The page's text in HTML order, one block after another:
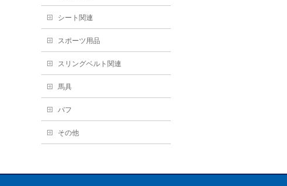
シート関連
スポーツ用品
スリングベルト関連
馬具
バフ
その他